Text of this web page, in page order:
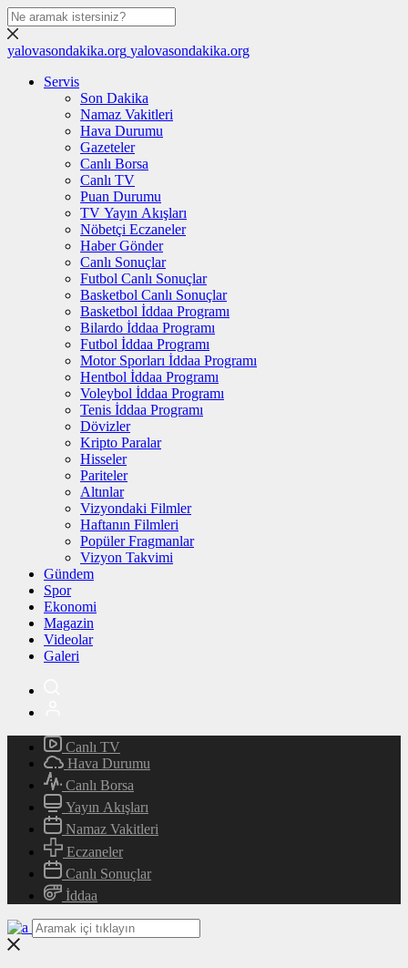
yalovasondakika.org yalovasondakika.org
Servis
Son Dakika
Namaz Vakitleri
Hava Durumu
Gazeteler
Canlı Borsa
Canlı TV
Puan Durumu
TV Yayın Akışları
Nöbetçi Eczaneler
Haber Gönder
Canlı Sonuçlar
Futbol Canlı Sonuçlar
Basketbol Canlı Sonuçlar
Basketbol İddaa Programı
Bilardo İddaa Programı
Futbol İddaa Programı
Motor Sporları İddaa Programı
Hentbol İddaa Programı
Voleybol İddaa Programı
Tenis İddaa Programı
Dövizler
Kripto Paralar
Hisseler
Pariteler
Altınlar
Vizyondaki Filmler
Haftanın Filmleri
Popüler Fragmanlar
Vizyon Takvimi
Gündem
Spor
Ekonomi
Magazin
Videolar
Galeri
Canlı TV
Hava Durumu
Canlı Borsa
Yayın Akışları
Namaz Vakitleri
Eczaneler
Canlı Sonuçlar
İddaa